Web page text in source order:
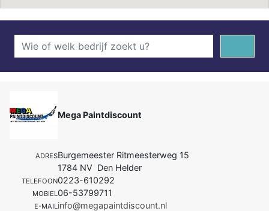
Mega Paintdiscount
ADRESBurgemeester Ritmeesterweg 15
1784 NV Den Helder
TELEFOON0223-610292
MOBIEL06-53799711
E-MAILinfo@megapaintdiscount.nl